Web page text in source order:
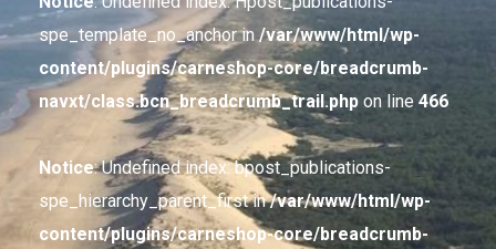
spe_template_no_anchor in/var/www/html/wp-
content/plugins/carneshop-core/breadcrumb-
navxt/class.bcn_breadcrumb_trail.php on line 466
Notice: Undefined index: bpost_publications-
spe_hierarchy_parent_first in/var/www/html/wp-
content/plugins/carneshop-core/breadcrumb-